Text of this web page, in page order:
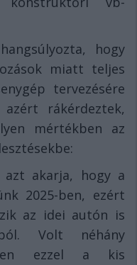
hogy
miatt teljes
tervezésére
rákérdeztek,
mértékben az
azt akarja, hogy a
2025-ben, ezért
az idei autón is
Volt néhány
ezzel a kis